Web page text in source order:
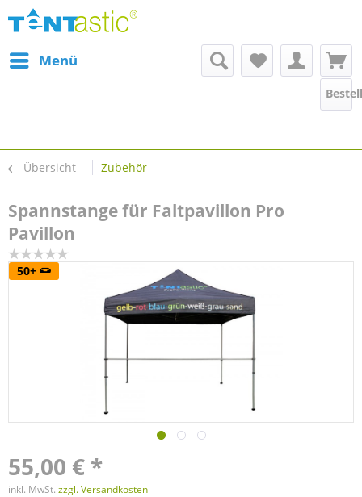
Menü
Übersicht Zubehör
Spannstange für Faltpavillon Pro
Pavillon
50+
55,00 € *
inkl. MwSt. zzgl. Versandkosten